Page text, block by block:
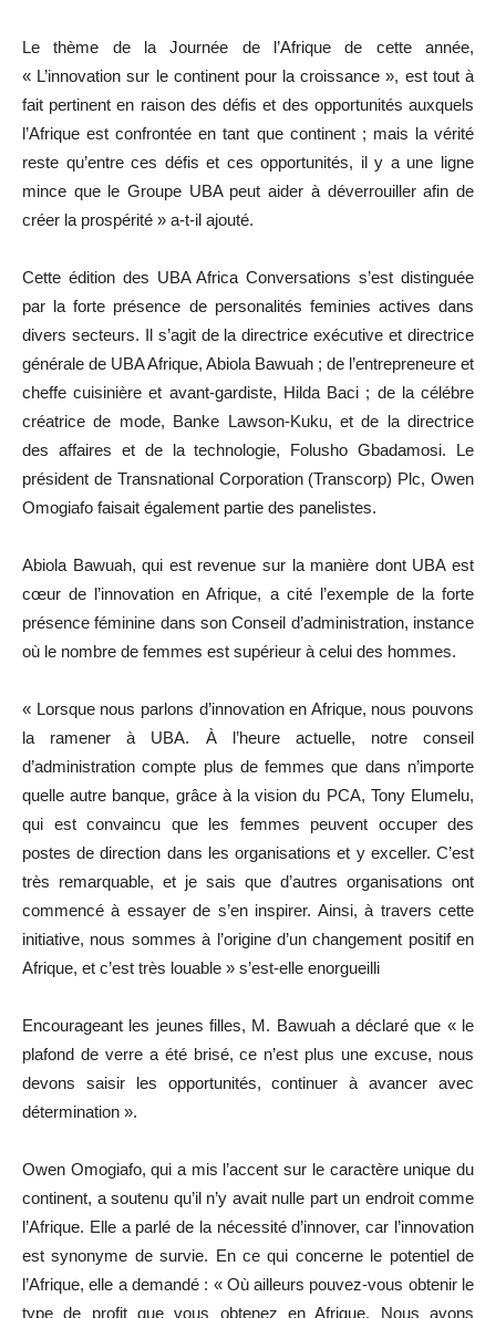
Le thème de la Journée de l’Afrique de cette année,
« L’innovation sur le continent pour la croissance », est tout à
fait pertinent en raison des défis et des opportunités auxquels
l’Afrique est confrontée en tant que continent ; mais la vérité
reste qu’entre ces défis et ces opportunités, il y a une ligne
mince que le Groupe UBA peut aider à déverrouiller afin de
créer la prospérité » a-t-il ajouté.
Cette édition des UBA Africa Conversations s’est distinguée
par la forte présence de personalités feminies actives dans
divers secteurs. Il s’agit de la directrice exécutive et directrice
générale de UBA Afrique, Abiola Bawuah ; de l’entrepreneure et
cheffe cuisinière et avant-gardiste, Hilda Baci ; de la célébre
créatrice de mode, Banke Lawson-Kuku, et de la directrice
des affaires et de la technologie, Folusho Gbadamosi. Le
président de Transnational Corporation (Transcorp) Plc, Owen
Omogiafo faisait également partie des panelistes.
Abiola Bawuah, qui est revenue sur la manière dont UBA est
cœur de l’innovation en Afrique, a cité l’exemple de la forte
présence féminine dans son Conseil d’administration, instance
où le nombre de femmes est supérieur à celui des hommes.
« Lorsque nous parlons d’innovation en Afrique, nous pouvons
la ramener à UBA. À l’heure actuelle, notre conseil
d’administration compte plus de femmes que dans n’importe
quelle autre banque, grâce à la vision du PCA, Tony Elumelu,
qui est convaincu que les femmes peuvent occuper des
postes de direction dans les organisations et y exceller. C’est
très remarquable, et je sais que d’autres organisations ont
commencé à essayer de s’en inspirer. Ainsi, à travers cette
initiative, nous sommes à l’origine d’un changement positif en
Afrique, et c’est très louable » s’est-elle enorgueilli
Encourageant les jeunes filles, M. Bawuah a déclaré que « le
plafond de verre a été brisé, ce n’est plus une excuse, nous
devons saisir les opportunités, continuer à avancer avec
détermination ».
Owen Omogiafo, qui a mis l’accent sur le caractère unique du
continent, a soutenu qu’il n’y avait nulle part un endroit comme
l’Afrique. Elle a parlé de la nécessité d’innover, car l’innovation
est synonyme de survie. En ce qui concerne le potentiel de
l’Afrique, elle a demandé : « Où ailleurs pouvez-vous obtenir le
type de profit que vous obtenez en Afrique. Nous avons